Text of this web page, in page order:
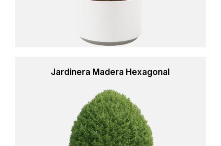
Jardinera Madera Hexagonal
Learn
more